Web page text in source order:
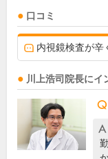
口コミ
内視鏡検査が辛
川上浩司 院長にイ